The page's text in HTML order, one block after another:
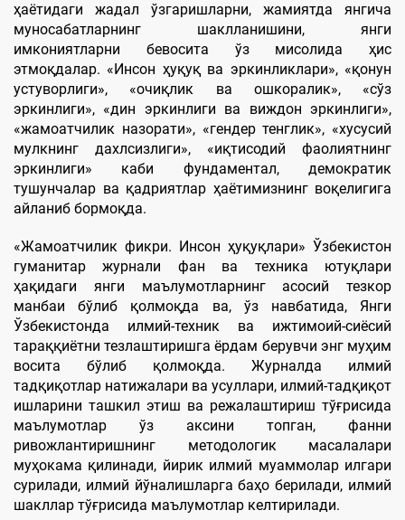
ҳаётидаги жадал ўзгаришларни, жамиятда янгича
муносабатларнинг шаклланишини, янги
имкониятларни бевосита ўз мисолида ҳис
этмоқдалар. «Инсон ҳуқуқ ва эркинликлари», «қонун
устуворлиги», «очиқлик ва ошкоралик», «сўз
эркинлиги», «дин эркинлиги ва виждон эркинлиги»,
«жамоатчилик назорати», «гендер тенглик», «хусусий
мулкнинг дахлсизлиги», «иқтисодий фаолиятнинг
эркинлиги» каби фундаментал, демократик
тушунчалар ва қадриятлар ҳаётимизнинг воқелигига
айланиб бормоқда.
«Жамоатчилик фикри. Инсон ҳуқуқлари» Ўзбекистон
гуманитар журнали фан ва техника ютуқлари
ҳақидаги янги маълумотларнинг асосий тезкор
манбаи бўлиб қолмоқда ва, ўз навбатида, Янги
Ўзбекистонда илмий-техник ва ижтимоий-сиёсий
тараққиётни тезлаштиришга ёрдам берувчи энг муҳим
восита бўлиб қолмоқда. Журналда илмий
тадқиқотлар натижалари ва усуллари, илмий-тадқиқот
ишларини ташкил этиш ва режалаштириш тўғрисида
маълумотлар ўз аксини топган, фанни
ривожлантиришнинг методологик масалалари
муҳокама қилинади, йирик илмий муаммолар илгари
сурилади, илмий йўналишларга баҳо берилади, илмий
шакллар тўғрисида маълумотлар келтирилади.